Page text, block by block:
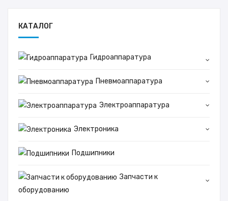
КАТАЛОГ
Гидроаппаратура
Пневмоаппаратура
Электроаппаратура
Электроника
Подшипники
Запчасти к
оборудованию